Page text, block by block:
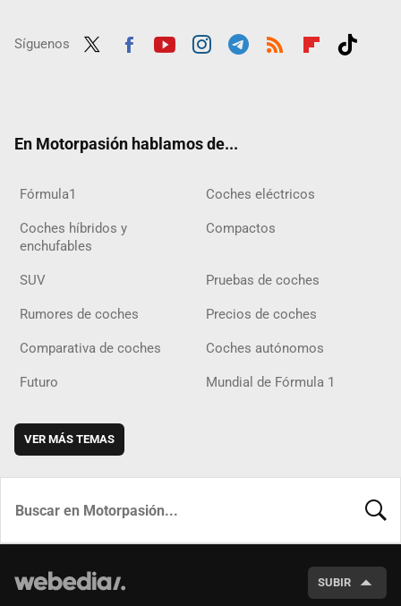
Síguenos
En Motorpasión hablamos de...
Fórmula1 Coches eléctricos
Coches híbridos y
enchufables
Compactos
SUV Pruebas de coches
Rumores de coches Precios de coches
Comparativa de coches Coches autónomos
Futuro Mundial de Fórmula 1
VER MÁS TEMAS
SUBIR